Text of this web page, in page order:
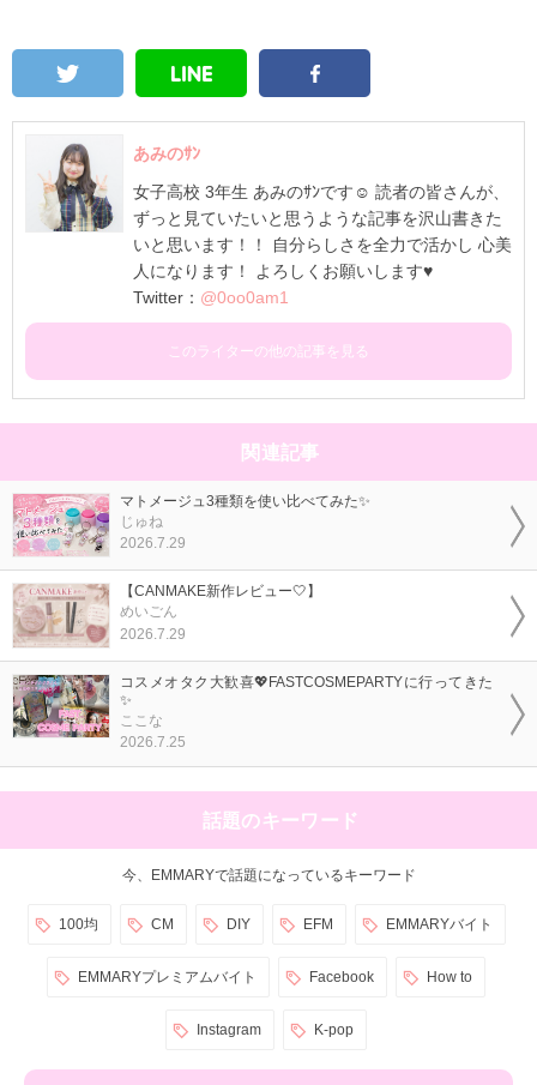
あみのｻﾝ
女子高校 3年生 あみのｻﾝです☺ 読者の皆さんが、
ずっと見ていたいと思うような記事を沢山書きた
いと思います！！ 自分らしさを全力で活かし 心美
人になります！ よろしくお願いします♥
Twitter： @0oo0am1
このライターの他の記事を見る
関連記事
マトメージュ3種類を使い比べてみた✨
じゅね
2026.7.29
【CANMAKE新作レビュー🤍】
めいごん
2026.7.29
コスメオタク大歓喜💖FASTCOSMEPARTYに行ってきた
✨
ここな
2026.7.25
話題のキーワード
今、EMMARYで話題になっているキーワード
100均 CM DIY EFM EMMARYバイト
EMMARYプレミアムバイト Facebook How to
Instagram K-pop